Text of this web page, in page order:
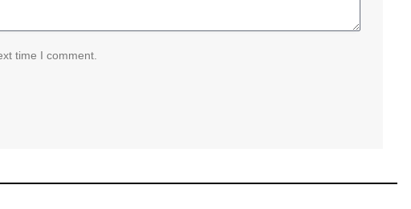
time I comment.